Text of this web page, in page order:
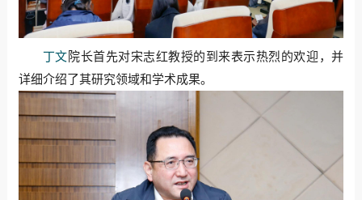
丁文院长首先对宋志红教授的到来表示热烈的欢迎，并
详细介绍了其研究领域和学术成果。